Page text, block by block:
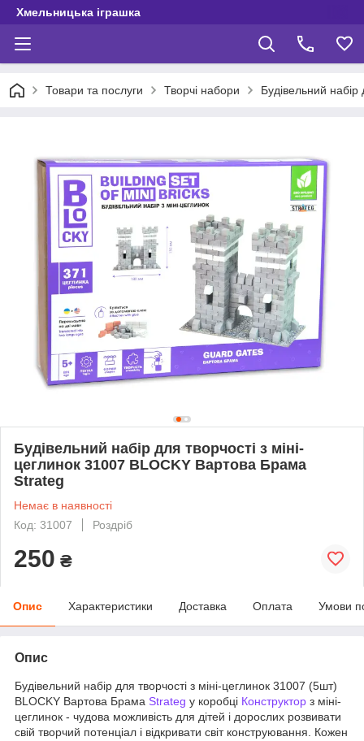
Хмельницька іграшка
Товари та послуги Творчі набори Будівельний
Будівельний набір для творчості з міні-
цеглинок 31007 BLOCKY Вартова Брама
Strateg
Немає в наявності
Код: 31007
Роздріб
250 ₴
Опис Характеристики Доставка Оплата Умови
Опис
Будівельний набір для творчості з міні-цеглинок 31007 (5шт)
BLOCKY Вартова Брама Strateg у коробці Конструктор з міні-
цеглинок - чудова можливість для дітей і дорослих розвивати
свій творчий потенціал і відкривати світ конструювання. Кожен